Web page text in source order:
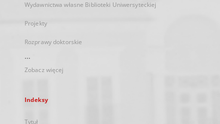
Wydawnictwa własne Biblioteki Uniwersyteckiej
Projekty
Rozprawy doktorskie
...
Zobacz więcej
Indeksy
Tytuł